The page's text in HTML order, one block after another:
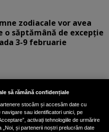
zodiacale vor avea
o săptămână de excepție
3-9 februarie
superalimentul
fier care reduce
și combate
să rămână confidențiale
stocăm și accesăm date cu
sau identificatori unici, pe
activați tehnologiile de urmărire
și partenerii noștri prelucrăm date